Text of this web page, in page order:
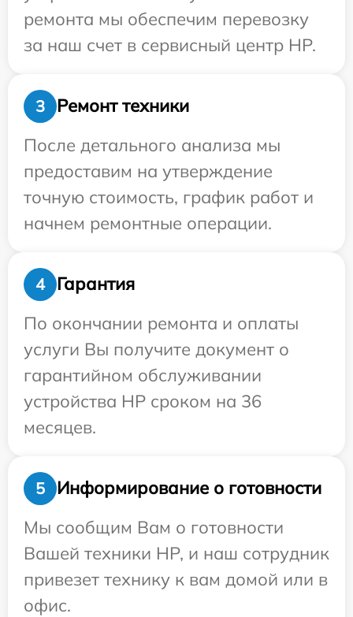
ремонта мы обеспечим перевозку
за наш счет в сервисный центр HP.
3
Ремонт техники
После детального анализа мы
предоставим на утверждение
точную стоимость, график работ и
начнем ремонтные операции.
4
Гарантия
По окончании ремонта и оплаты
услуги Вы получите документ о
гарантийном обслуживании
устройства HP сроком на 36
месяцев.
5
Информирование о готовности
Мы сообщим Вам о готовности
Вашей техники HP, и наш сотрудник
привезет технику к вам домой или в
офис.